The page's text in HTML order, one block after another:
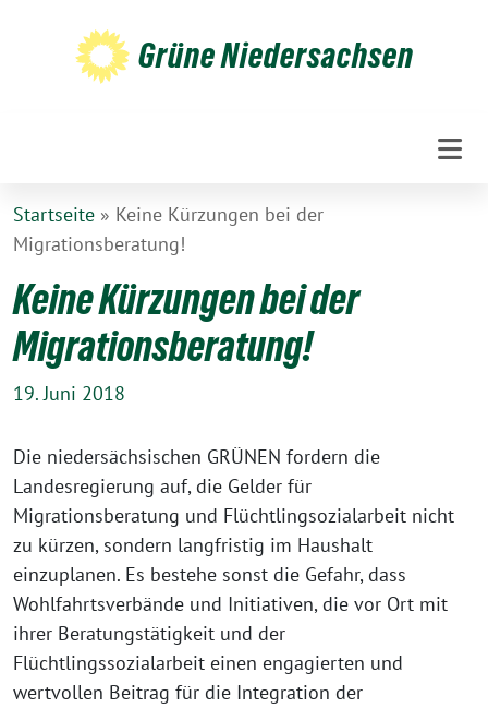
Grüne Niedersachsen
Startseite » Keine Kürzungen bei der
Migrationsberatung!
Keine Kürzungen bei der
Migrationsberatung!
19. Juni 2018
Die niedersächsischen GRÜNEN fordern die
Landesregierung auf, die Gelder für
Migrationsberatung und Flüchtlingsozialarbeit nicht
zu kürzen, sondern langfristig im Haushalt
einzuplanen. Es bestehe sonst die Gefahr, dass
Wohlfahrtsverbände und Initiativen, die vor Ort mit
ihrer Beratungstätigkeit und der
Flüchtlingssozialarbeit einen engagierten und
wertvollen Beitrag für die Integration der